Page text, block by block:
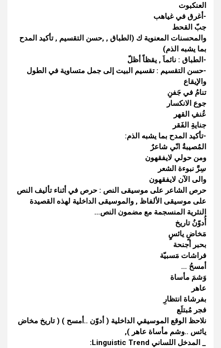
العنكبوت
-أغرق في غياهب
جبّ القحط
والمحسنات المعنوية ك (الطباق , ,حسن التقسيم , تأكيد المدح
بما يشبه الذم)
-الطباق : نائماَ , يقظاً أظلّ
-حسن التقسيم : تقسيم البيت إلى جمل متساوية في الطول
والإيقاع
تنامُ في جَفنِ
جوع الانكسار
عُنفِ القهر
جنايةِ الفَقر
-تأكيد المدح بما يشبه الذم:
المُصيبةُ انّي شاعرٌ
ومن حولي لايفقهون
سِرَّ نبوءة الشعر
والى الآن لايفقهون
حرص الشاعر على موسيقى النص : حرص في أثناء تأليف النص
على موسيقى الألفاظ , والموسيقى الداخلية لهذه القصيدة
النثرية المنسجمة مع مضمون النص…
أُدوّنُ تاريخ
مَخاضٍ يائسٍ
بحبر أجنحة
فراشات مَسبيّة
أمسحُ …
وَشمَ مأساة
عاهر
بفرشاة انتظارِ
فجر مُبتلَع
نلاحظ الوقع الموسيقي الداخلية ( أدوّن ..أمسح ) ( تاريخ مخاض
يائس ..وشم مأساة عاهر ),
_ المدخل اللساني Linguistic Trend: